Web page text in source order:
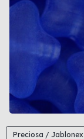
Preciosa / Jablonex